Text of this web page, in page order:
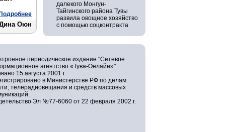
Подробнее
Оюн
далекого Монгун-
Тайгинского района Тувы
развила овощное хозяйство
с помощью соцконтракта
периодическое издание "Сетевое
агентство «Тува-Онлайн»"
15 августа 2001 г.
в Министерстве РФ по делам
телерадиовещания и средств массовых
Эл №77-6060 от 22 февраля 2002 г.